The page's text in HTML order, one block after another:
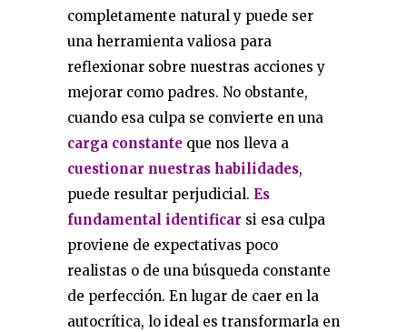
completamente natural y puede ser
una herramienta valiosa para
reflexionar sobre nuestras acciones y
mejorar como padres. No obstante,
cuando esa culpa se convierte en una
carga constante que nos lleva a
cuestionar nuestras habilidades,
puede resultar perjudicial. Es
fundamental identificar si esa culpa
proviene de expectativas poco
realistas o de una búsqueda constante
de perfección. En lugar de caer en la
autocrítica, lo ideal es transformarla en